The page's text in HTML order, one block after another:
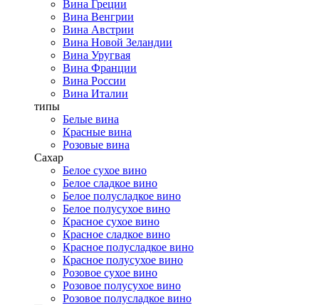
Вина Греции
Вина Венгрии
Вина Австрии
Вина Новой Зеландии
Вина Уругвая
Вина Франции
Вина России
Вина Италии
типы
Белые вина
Красные вина
Розовые вина
Сахар
Белое сухое вино
Белое сладкое вино
Белое полусладкое вино
Белое полусухое вино
Красное сухое вино
Красное сладкое вино
Красное полусладкое вино
Красное полусухое вино
Розовое сухое вино
Розовое полусухое вино
Розовое полусладкое вино